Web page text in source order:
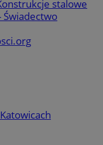
stalowe